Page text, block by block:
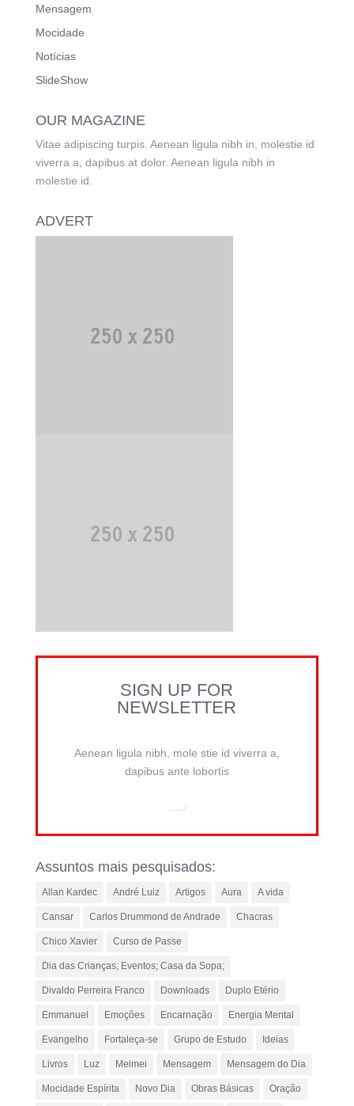
Mensagem
Mocidade
Notícias
SlideShow
OUR MAGAZINE
Vitae adipiscing turpis. Aenean ligula nibh in, molestie id
viverra a, dapibus at dolor. Aenean ligula nibh in
molestie id.
ADVERT
SIGN UP FOR
NEWSLETTER
Aenean ligula nibh, mole stie id viverra a,
dapibus ante lobortis
Assuntos mais pesquisados:
Allan Kardec André Luiz Artigos Aura A vida
Cansar Carlos Drummond de Andrade Chacras
Chico Xavier Curso de Passe
Dia das Crianças; Eventos; Casa da Sopa;
Divaldo Perreira Franco Downloads Duplo Etério
Emmanuel Emoções Encarnação Energia Mental
Evangelho Fortaleça-se Grupo de Estudo Ideias
Livros Luz Meimei Mensagem Mensagem do Dia
Mocidade Espírita Novo Dia Obras Básicas Oração